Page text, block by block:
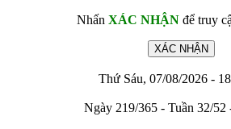
Nhấn XÁC NHẬNđể truy
Thứ Sáu, 07/08/2026 -
Ngày 219/365 - Tuần 32/52